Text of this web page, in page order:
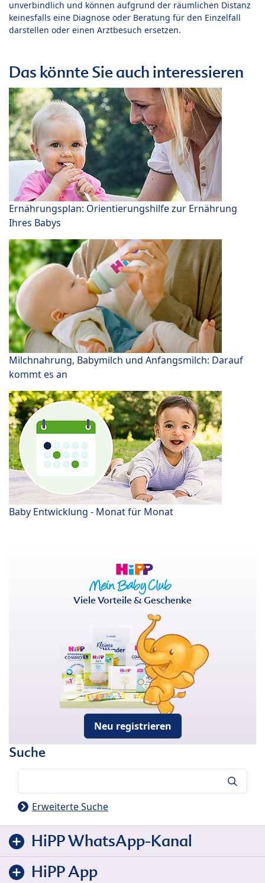
unverbindlich und können aufgrund der räumlichen Distanz
keinesfalls eine Diagnose oder Beratung für den Einzelfall
darstellen oder einen Arztbesuch ersetzen.
Das könnte Sie auch interessieren
Ernährungsplan: Orientierungshilfe zur Ernährung
Ihres Babys
Milchnahrung, Babymilch und Anfangsmilch: Darauf
kommt es an
Baby Entwicklung - Monat für Monat
Viele Vorteile & Geschenke
Neu registrieren
Suche
Erweiterte Suche
HiPP WhatsApp-Kanal
HiPP App